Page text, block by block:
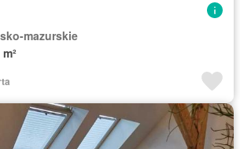
mazurskie